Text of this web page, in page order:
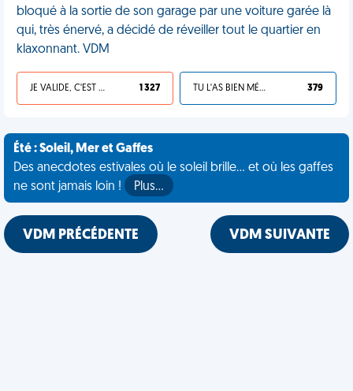
bloqué à la sortie de son garage par une voiture garée là
qui, très énervé, a décidé de réveiller tout le quartier en
klaxonnant. VDM
JE VALIDE, C'EST UNE VDM 1 327 TU L'AS BIEN MÉRITÉ 379
Été : Soleil, Mer et Gaffes
Des anecdotes estivales où le soleil brille... et où les gaffes
ne sont jamais loin !
Plus…
VDM PRÉCÉDENTE VDM SUIVANTE